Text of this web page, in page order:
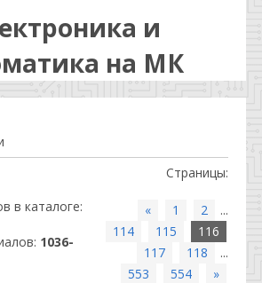
и
на МК
в каталоге:
: 1036-
Страницы:
« 1 2
...
114
115
116
117
118
...
553
554 »